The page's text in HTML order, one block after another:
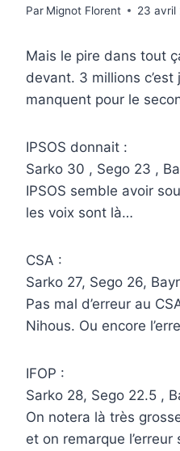
Par Mignot Florent 23 avril
Mais le pire dans tout
devant. 3 millions
manquent pour le
IPSOS donnait :
Sarko 30 , Sego 23 ,
IPSOS semble avoir
les voix sont là…
CSA :
Sarko 27, Sego 26,
Pas mal d’erreur au
Nihous. Ou encore
IFOP :
Sarko 28, Sego 22.5 ,
On notera là très
et on remarque